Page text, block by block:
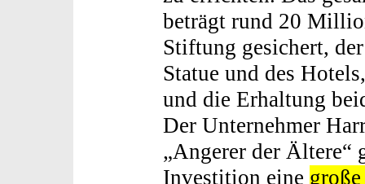
beträgt rund 20
Stiftung gesichert,
Statue und des
und die Erhaltung
Der Unternehmer
„Angerer der Ältere“
Investition eine